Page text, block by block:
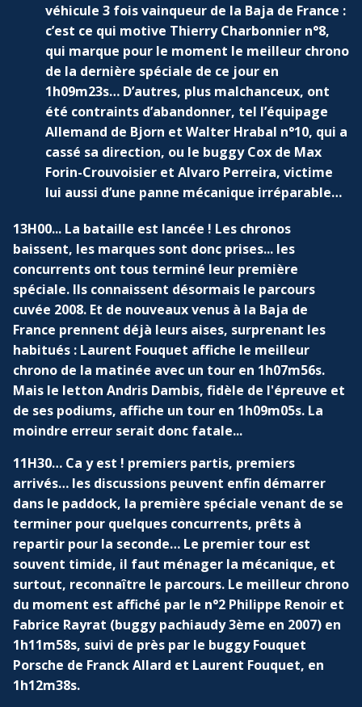
véhicule 3 fois vainqueur de la Baja de France :
c’est ce qui motive Thierry Charbonnier n°8,
qui marque pour le moment le meilleur chrono
de la dernière spéciale de ce jour en
1h09m23s… D’autres, plus malchanceux, ont
été contraints d’abandonner, tel l’équipage
Allemand de Bjorn et Walter Hrabal n°10, qui a
cassé sa direction, ou le buggy Cox de Max
Forin-Crouvoisier et Alvaro Perreira, victime
lui aussi d’une panne mécanique irréparable…
13H00... La bataille est lancée ! Les chronos
baissent, les marques sont donc prises... les
concurrents ont tous terminé leur première
spéciale. Ils connaissent désormais le parcours
cuvée 2008. Et de nouveaux venus à la Baja de
France prennent déjà leurs aises, surprenant les
habitués : Laurent Fouquet affiche le meilleur
chrono de la matinée avec un tour en 1h07m56s.
Mais le letton Andris Dambis, fidèle de l'épreuve et
de ses podiums, affiche un tour en 1h09m05s. La
moindre erreur serait donc fatale...
11H30… Ca y est ! premiers partis, premiers
arrivés… les discussions peuvent enfin démarrer
dans le paddock, la première spéciale venant de se
terminer pour quelques concurrents, prêts à
repartir pour la seconde… Le premier tour est
souvent timide, il faut ménager la mécanique, et
surtout, reconnaître le parcours. Le meilleur chrono
du moment est affiché par le n°2 Philippe Renoir et
Fabrice Rayrat (buggy pachiaudy 3ème en 2007) en
1h11m58s, suivi de près par le buggy Fouquet
Porsche de Franck Allard et Laurent Fouquet, en
1h12m38s.